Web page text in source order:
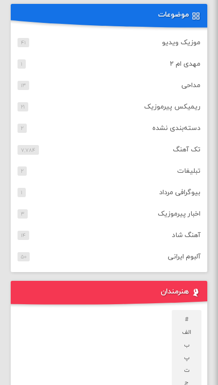
موضوعات
موزیک ویدیو ۴۱
مهدی ام ۲ ۱
مداحی ۱۳
ریمیکس پیرموزیک ۲۱
دسته‌بندی نشده ۲
تک آهنگ ۷,۷۸۴
تبلیغات ۲
بیوگرافی مرداد ۱
اخبار پیرموزیک ۳
آهنگ شاد ۱۴
آلبوم ایرانی ۵۰
هنرمندان
#
الف
ب
پ
ت
ج